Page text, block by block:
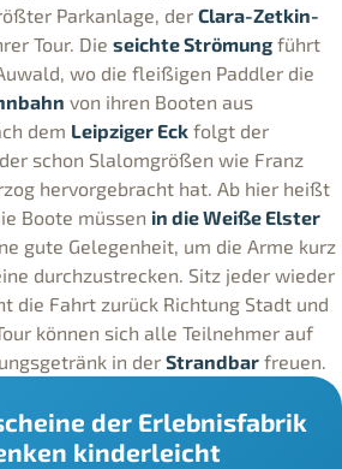
Parkanlage, der Clara-Zetkin-
Tour. Die seichte Strömung führt
wo die fleißigen Paddler die
von ihren Booten aus
dem Leipziger Eck folgt der
schon Slalomgrößen wie Franz
hervorgebracht hat. Ab hier heißt
Boote müssen in die Weiße Elster
gute Gelegenheit, um die Arme kurz
durchzustrecken. Sitz jeder wieder
die Fahrt zurück Richtung Stadt und
können sich alle Teilnehmer auf
in der Strandbar freuen.
der Erlebnisfabrik
kinderleicht